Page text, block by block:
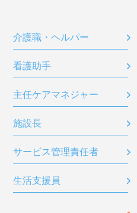
介護職・ヘルパー
看護助手
主任ケアマネジャー
施設長
サービス管理責任者
生活支援員